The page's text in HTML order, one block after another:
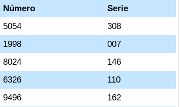
Número
Serie
5054
308
1998
007
8024
146
6326
110
9496
162